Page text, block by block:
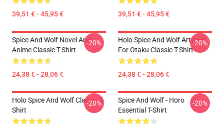
39,51 € - 45,95 € 39,51 € - 45,95 €
Spice And Wolf Novel And
Anime Classic T-Shirt
24,38 € - 28,06 €
-20%
Holo Spice And Wolf Artwork
For Otaku Classic T-Shirt
24,38 € - 28,06 €
-20%
Holo Spice And Wolf Classic T-
Shirt
-20%
Spice And Wolf - Horo
Essential T-Shirt
-20%